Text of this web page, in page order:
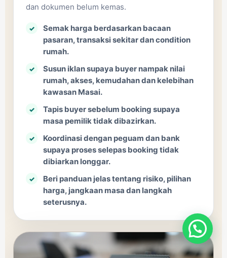
dan dokumen belum kemas.
Semak harga berdasarkan bacaan
pasaran, transaksi sekitar dan condition
rumah.
Susun iklan supaya buyer nampak nilai
rumah, akses, kemudahan dan kelebihan
kawasan Masai.
Tapis buyer sebelum booking supaya
masa pemilik tidak dibazirkan.
Koordinasi dengan peguam dan bank
supaya proses selepas booking tidak
dibiarkan longgar.
Beri panduan jelas tentang risiko, pilihan
harga, jangkaan masa dan langkah
seterusnya.